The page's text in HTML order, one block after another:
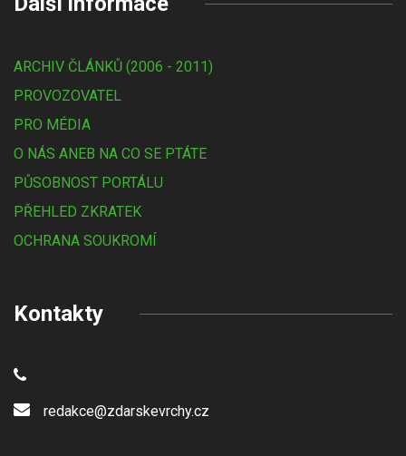
ARCHIV ČLÁNKŮ (2006 - 2011)
PROVOZOVATEL
PRO MÉDIA
O NÁS ANEB NA CO SE PTÁTE
PŮSOBNOST PORTÁLU
PŘEHLED ZKRATEK
OCHRANA SOUKROMÍ
Kontakty
redakce@zdarskevrchy.cz